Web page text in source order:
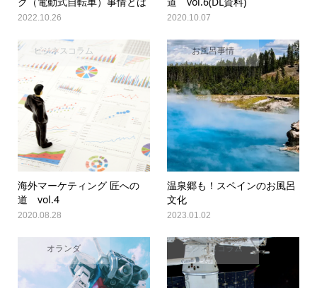
2022.10.26 2020.10.07
ビジネスコラム
海外マーケティング 匠への
道 vol.4
2020.08.28
お風呂事情
温泉郷も！スペインのお風呂
文化
2023.01.02
オランダ ビジネスコラム